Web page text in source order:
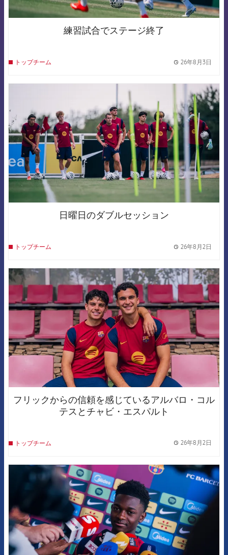
練習試合でステージ終了
トップチーム 26年8月3日
日曜日のダブルセッション
トップチーム 26年8月2日
FCB Barcelona badge
フリックからの信頼を感じているアルバロ・コル
テスとチャビ・エスパルト
トップチーム 26年8月2日
FCB Barcelona badge